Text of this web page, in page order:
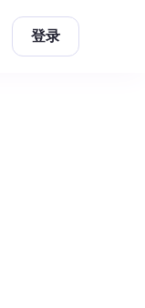
登录